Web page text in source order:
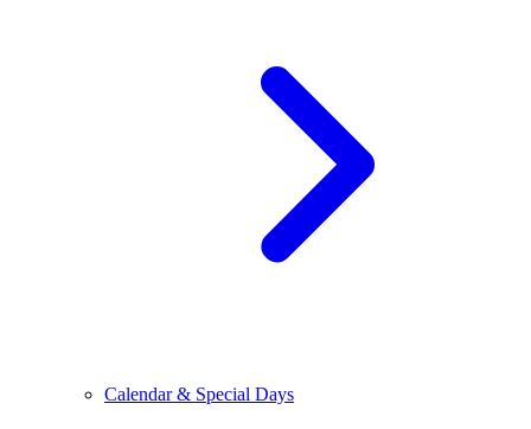
Calendar & Special Days